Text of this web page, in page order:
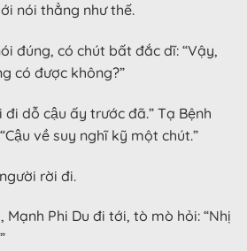
nói thẳng như thế.
đúng, có chút bất đắc dĩ: “Vậy,
có được không?”
dỗ cậu ấy trước đã.” Tạ Bệnh
về suy nghĩ kỹ một chút.”
rời đi.
Mạnh Phi Du đi tới, tò mò hỏi: “Nhị